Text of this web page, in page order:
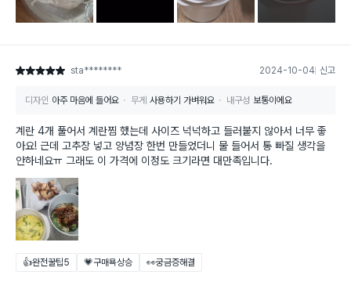
별점 5점 sta******** 2024-10-04 신고
디자인 아주 마음에 들어요 무게 사용하기 가벼워요 내구성 보통이에요
계란 4개 풀어서 계란찜 했는데 사이즈 넉넉하고 들러붙지 않아서 너무 좋
아요! 근데 고추장 넣고 양념장 한번 만들었더니 물 들어서 통 빠질 생각을
안하네요ㅠ 그래도 이 가격에 이정도 크기라면 대만족입니다.
👍완전꿀팁5 💗구매욕상승 👀궁금증해결